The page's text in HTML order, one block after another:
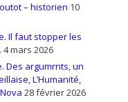
– historien 10
Il faut stopper les
4 mars 2026
Des argumrnts, un
L’Humanité,
28 février 2026